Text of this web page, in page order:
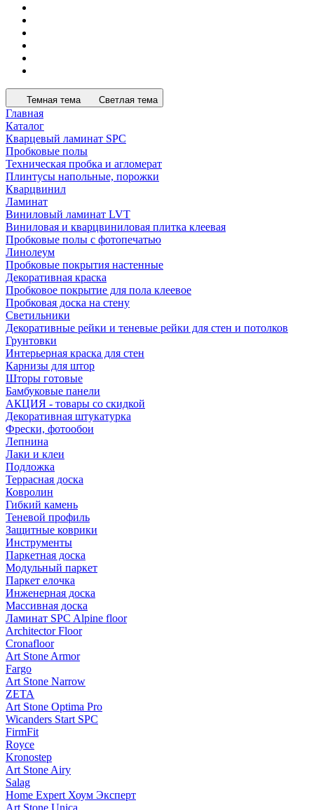
Темная тема Светлая тема
Главная
Каталог
Кварцевый ламинат SPC
Пробковые полы
Техническая пробка и агломерат
Плинтусы напольные, порожки
Кварцвинил
Ламинат
Виниловый ламинат LVT
Виниловая и кварцвиниловая плитка клеевая
Пробковые полы с фотопечатью
Линолеум
Пробковые покрытия настенные
Декоративная краска
Пробковое покрытие для пола клеевое
Пробковая доска на стену
Светильники
Декоративные рейки и теневые рейки для стен и потолков
Грунтовки
Интерьерная краска для стен
Карнизы для штор
Шторы готовые
Бамбуковые панели
АКЦИЯ - товары со скидкой
Декоративная штукатурка
Фрески, фотообои
Лепнина
Лаки и клеи
Подложка
Террасная доска
Ковролин
Гибкий камень
Теневой профиль
Защитные коврики
Инструменты
Паркетная доска
Модульный паркет
Паркет елочка
Инженерная доска
Массивная доска
Ламинат SPC Alpine floor
Architector Floor
Cronafloor
Art Stone Armor
Fargo
Art Stone Narrow
ZETA
Art Stone Optima Pro
Wicanders Start SPC
FirmFit
Royce
Kronostep
Art Stone Airy
Salag
Home Expert Хоум Эксперт
Art Stone Unica